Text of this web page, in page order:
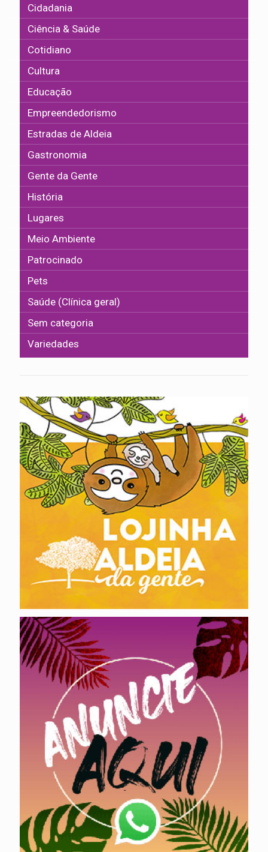
Cidadania
Ciência & Saúde
Cotidiano
Cultura
Educação
Empreendedorismo
Estradas de Aldeia
Gastronomia
Gente da Gente
História
Lugares
Meio Ambiente
Patrocinado
Pets
Saúde (Clínica geral)
Sem categoria
Variedades